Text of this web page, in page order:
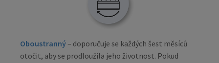
Oboustranný– doporučuje se každých šest měsíců
otočit, aby se prodloužila jeho životnost. Pokud